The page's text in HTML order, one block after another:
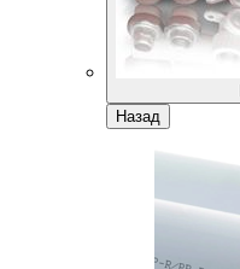
Назад